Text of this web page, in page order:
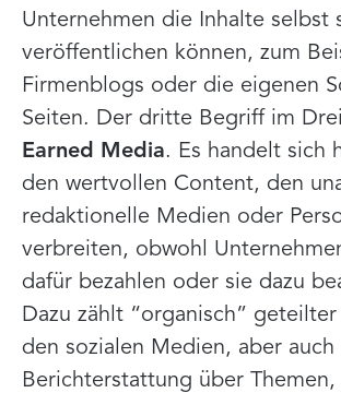
Unternehmen die Inhalte selbst
veröffentlichen können, zum
Firmenblogs oder die eigenen
Seiten. Der dritte Begriff im
Earned Media. Es handelt sich
den wertvollen Content, den
redaktionelle Medien oder
verbreiten, obwohl
dafür bezahlen oder sie dazu
Dazu zählt “organisch”
den sozialen Medien, aber auch
Berichterstattung über